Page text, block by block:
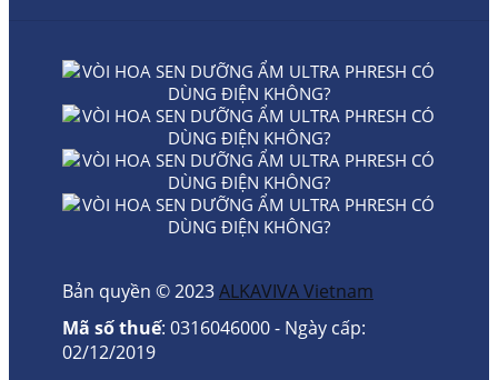
Bản quyền © 2023ALKAVIVA Vietnam
Mã số thuế: 0316046000 - Ngày cấp:
02/12/2019